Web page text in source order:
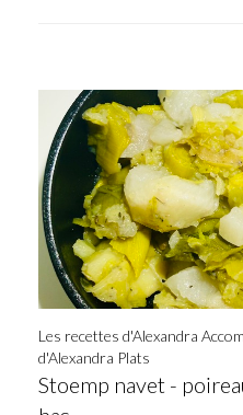
Les recettes d'Alexandra
d'Alexandra Plats
Stoemp navet -